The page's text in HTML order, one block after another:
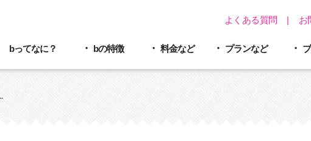
お
よくある質問
bってなに？ bの特徴 料金など プランなど